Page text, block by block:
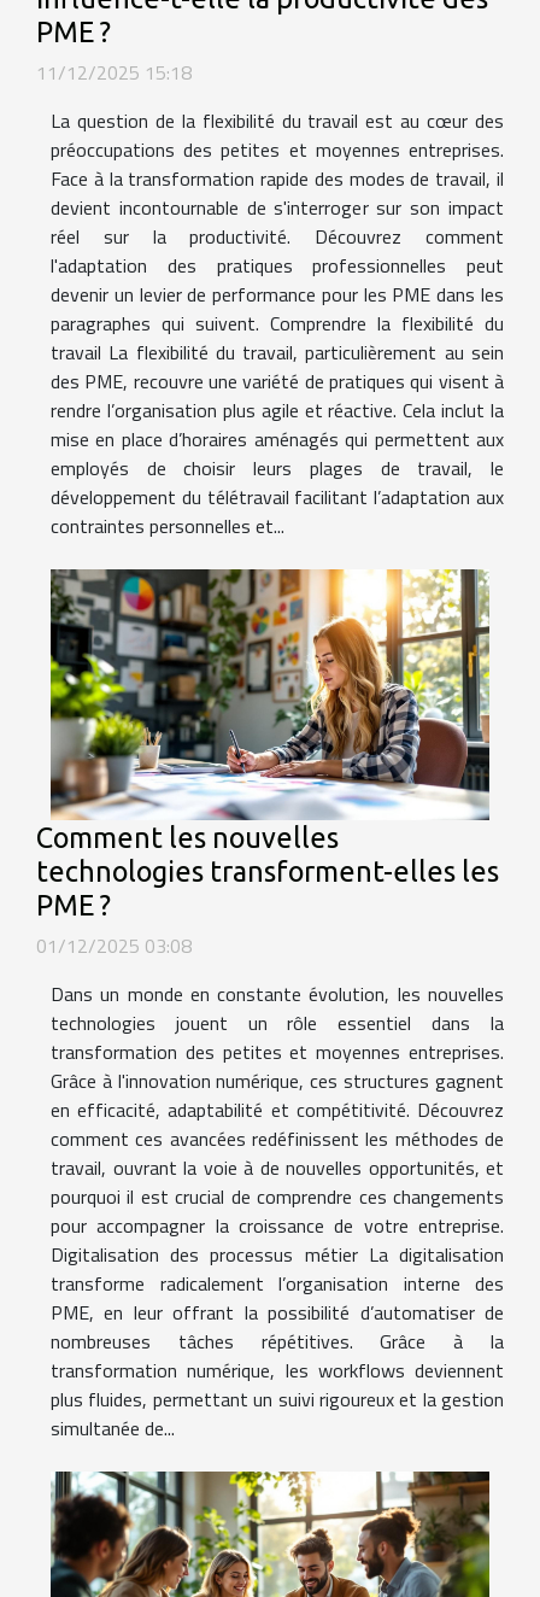
PME ?
11/12/2025 15:18
La question de la flexibilité du travail est au cœur des
préoccupations des petites et moyennes entreprises.
Face à la transformation rapide des modes de travail, il
devient incontournable de s'interroger sur son impact
réel sur la productivité. Découvrez comment
l'adaptation des pratiques professionnelles peut
devenir un levier de performance pour les PME dans les
paragraphes qui suivent. Comprendre la flexibilité du
travail La flexibilité du travail, particulièrement au sein
des PME, recouvre une variété de pratiques qui visent à
rendre l’organisation plus agile et réactive. Cela inclut la
mise en place d’horaires aménagés qui permettent aux
employés de choisir leurs plages de travail, le
développement du télétravail facilitant l’adaptation aux
contraintes personnelles et...
Comment les nouvelles
technologies transforment-elles les
PME ?
01/12/2025 03:08
Dans un monde en constante évolution, les nouvelles
technologies jouent un rôle essentiel dans la
transformation des petites et moyennes entreprises.
Grâce à l'innovation numérique, ces structures gagnent
en efficacité, adaptabilité et compétitivité. Découvrez
comment ces avancées redéfinissent les méthodes de
travail, ouvrant la voie à de nouvelles opportunités, et
pourquoi il est crucial de comprendre ces changements
pour accompagner la croissance de votre entreprise.
Digitalisation des processus métier La digitalisation
transforme radicalement l’organisation interne des
PME, en leur offrant la possibilité d’automatiser de
nombreuses tâches répétitives. Grâce à la
transformation numérique, les workflows deviennent
plus fluides, permettant un suivi rigoureux et la gestion
simultanée de...